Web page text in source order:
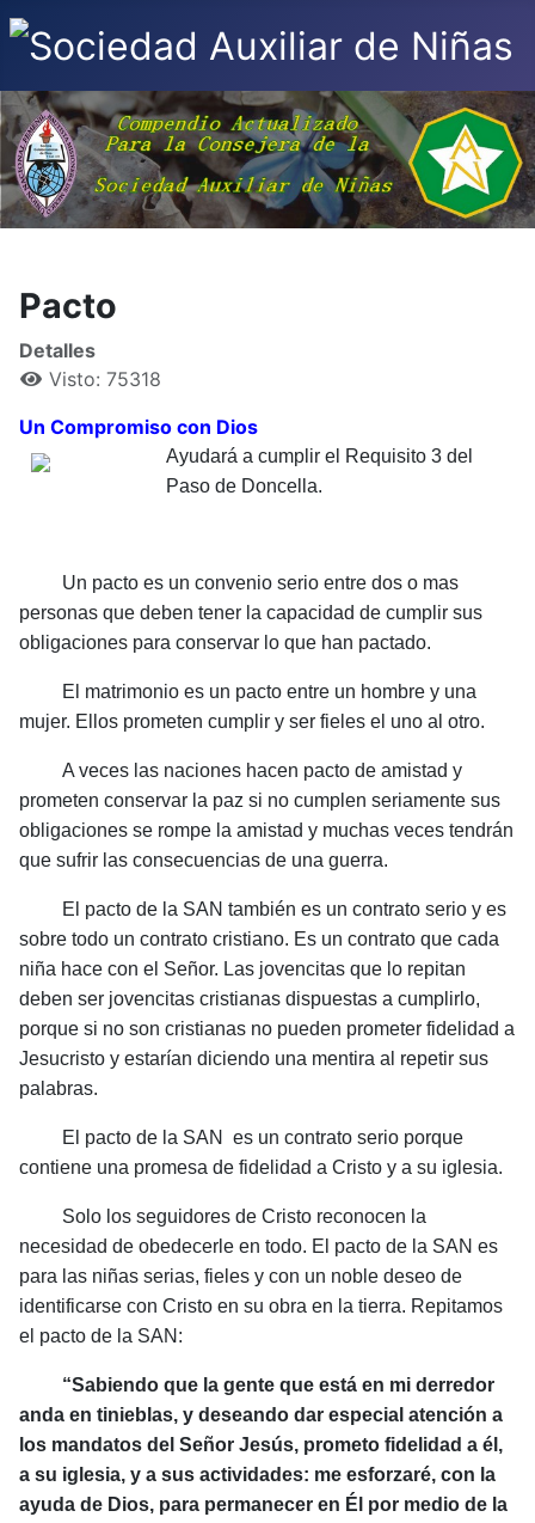
Pacto
Detalles
Visto: 75318
Un Compromiso con Dios
Ayudará a cumplir el Requisito 3 del
Paso de Doncella.
Un pacto es un convenio serio entre dos o mas
personas que deben tener la capacidad de cumplir sus
obligaciones para conservar lo que han pactado.
El matrimonio es un pacto entre un hombre y una
mujer. Ellos prometen cumplir y ser fieles el uno al otro.
A veces las naciones hacen pacto de amistad y
prometen conservar la paz si no cumplen seriamente sus
obligaciones se rompe la amistad y muchas veces tendrán
que sufrir las consecuencias de una guerra.
El pacto de la SAN también es un contrato serio y es
sobre todo un contrato cristiano. Es un contrato que cada
niña hace con el Señor. Las jovencitas que lo repitan
deben ser jovencitas cristianas dispuestas a cumplirlo,
porque si no son cristianas no pueden prometer fidelidad a
Jesucristo y estarían diciendo una mentira al repetir sus
palabras.
El pacto de la SAN es un contrato serio porque
contiene una promesa de fidelidad a Cristo y a su iglesia.
Solo los seguidores de Cristo reconocen la
necesidad de obedecerle en todo. El pacto de la SAN es
para las niñas serias, fieles y con un noble deseo de
identificarse con Cristo en su obra en la tierra. Repitamos
el pacto de la SAN:
“Sabiendo que la gente que está en mi derredor
anda en tinieblas, y deseando dar especial atención a
los mandatos del Señor Jesús, prometo fidelidad a él,
a su iglesia, y a sus actividades: me esforzaré, con la
ayuda de Dios, para permanecer en Él por medio de la